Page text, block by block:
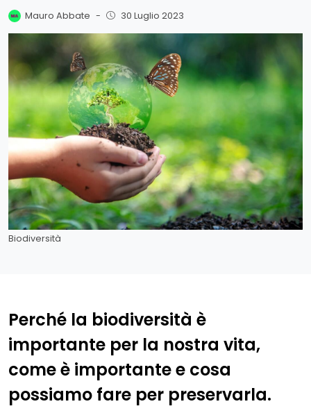
Mauro Abbate - 30 Luglio 2023
Biodiversità
Perché la biodiversità è
importante per la nostra vita,
come è importante e cosa
possiamo fare per preservarla.